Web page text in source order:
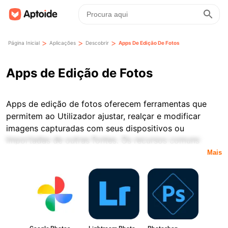
Página Inicial > Aplicações > Descobrir > Apps De Edição De Fotos
Apps de Edição de Fotos
Apps de edição de fotos oferecem ferramentas que
permitem ao Utilizador ajustar, realçar e modificar
imagens capturadas com seus dispositivos ou
importadas de outras fontes. Os recursos comuns
incluem corte, ajustes de brilho e contraste, correção
Dependendo da App, ferramentas mais avançadas
como camadas, máscaras ou remoção de objetos
também podem estar disponíveis.
A edição de fotos em dispositivos móveis dá ênfase
Mais